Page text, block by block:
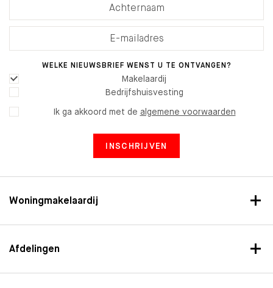
Woningmakelaardij
Afdelingen
WELKE NIEUWSBRIEF WENST U TE ONTVANGEN?
Makelaardij
Bedrijfshuisvesting
Ik ga akkoord met de algemene voorwaarden
INSCHRIJVEN